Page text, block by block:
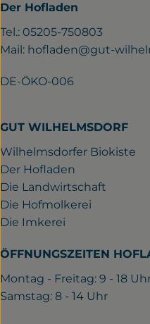
Der Hofladen
Tel.: 05205-750803
Mail: hofladen@gut-
DE-ÖKO-006
GUT WILHELMSDORF
Wilhelmsdorfer Biokiste
Der Hofladen
Die Landwirtschaft
Die Hofmolkerei
Die Imkerei
ÖFFNUNGSZEITEN
Montag - Freitag: 9 - 18
Samstag: 8 - 14 Uhr